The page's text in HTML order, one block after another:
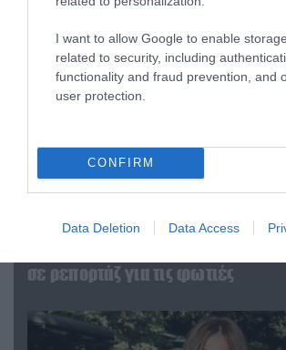
I want to allow Google to enable storage
related to security, including
functionality and fraud prevention, and
user protection.
CONFIRM
Data Deletion Data Access
O διευθυντής του OPEN
σε ρεπορτάζ για τις φωτιές